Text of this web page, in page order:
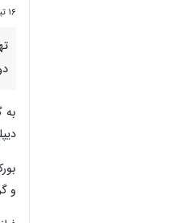
۱۶ تیر ۱۴۰۵، ۱۰:۲۱